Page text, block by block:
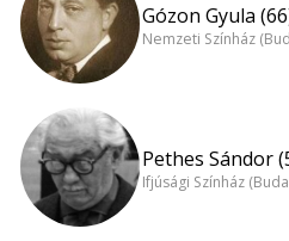
Gózon Gyula
Nemzeti Színház
Pethes Sándor
Ifjúsági Színház